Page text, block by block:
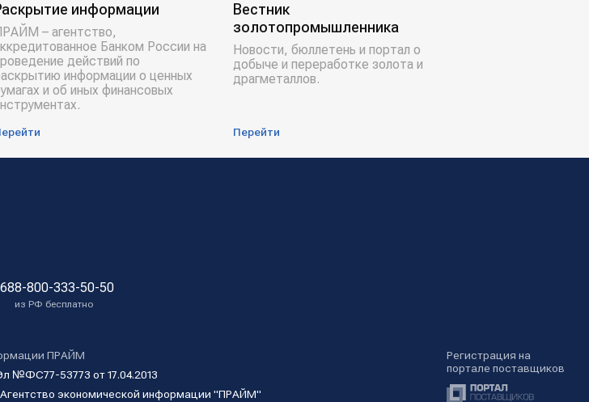
информации
– агентство,
Банком России на
действий по
информации о ценных
и об иных финансовых
Вестник
золотопромышленника
Новости, бюллетень и портал о
добыче и переработке золота и
драгметаллов.
Перейти
8-800-333-50-50
из РФ бесплатно
ПРАЙМ
№ФС77-53773 от 17.04.2013
экономической информации "ПРАЙМ"
Регистрация на
портале поставщиков